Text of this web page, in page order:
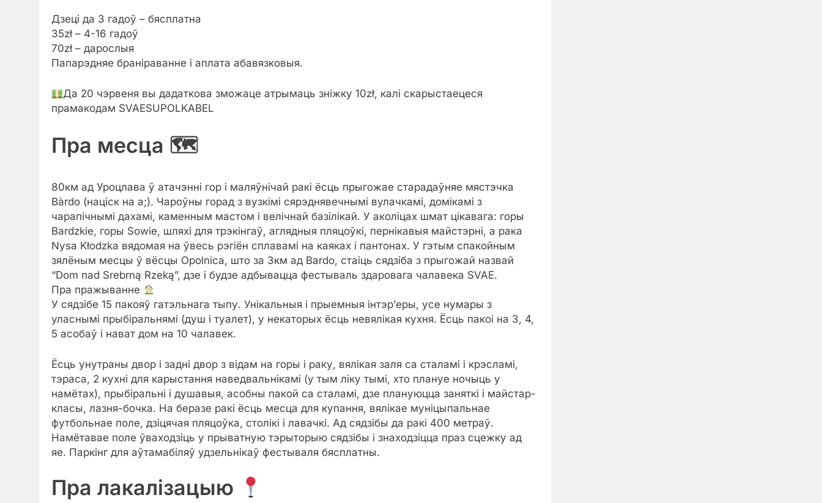
Дзеці да 3 гадоў – бясплатна
35zł – 4-16 гадоў
70zł – дарослыя
Папарэдняе браніраванне і аплата абавязковыя.
Да 20 чэрвеня вы дадаткова зможаце атрымаць зніжку 10zł, калі скарыстаецеся
прамакодам SVAESUPOLKABEL
Пра месца 🗺
80км ад Уроцлава ў атачэнні гор і маляўнічай ракі ёсць прыгожае старадаўняе мястэчка
Bàrdo (націск на a;). Чароўны горад з вузкімі сярэднявечнымі вулачкамі, домікамі з
чарапічнымі дахамі, каменным мастом і велічнай базілікай. У аколіцах шмат цікавага: горы
Bardzkie, горы Sowie, шляхі для трэкінгаў, аглядныя пляцоўкі, пернікавыя майстэрні, а рака
Nysa Kłodzka вядомая на ўвесь рэгіён сплавамі на каяках і пантонах. У гэтым спакойным
зялёным месцы ў вёсцы Opolnica, што за 3км ад Bardo, стаіць сядзіба з прыгожай назвай
“Dom nad Srebrną Rzeką”, дзе і будзе адбывацца фестываль здаровага чалавека SVAE.
Пра пражыванне
У сядзібе 15 пакояў гатэльнага тыпу. Унікальныя і прыемныя інтэр’еры, усе нумары з
уласнымі прыбіральнямі (душ і туалет), у некаторых ёсць невялікая кухня. Ёсць пакоі на 3, 4,
5 асобаў і нават дом на 10 чалавек.
Ёсць унутраны двор і задні двор з відам на горы і раку, вялікая заля са сталамі і крэсламі,
тэраса, 2 кухні для карыстання наведвальнікамі (у тым ліку тымі, хто плануе ночыць у
намётах), прыбіральні і душавыя, асобны пакой са сталамі, дзе плануюцца заняткі і майстар-
класы, лазня-бочка. На беразе ракі ёсць месца для купання, вялікае муніцыпальнае
футбольнае поле, дзіцячая пляцоўка, столікі і лавачкі. Ад сядзібы да ракі 400 метраў.
Намётавае поле ўваходзіць у прыватную тэрыторыю сядзібы і знаходзіцца праз сцежку ад
яе. Паркінг для аўтамабіляў удзельнікаў фестываля бясплатны.
Пра лакалізацыю